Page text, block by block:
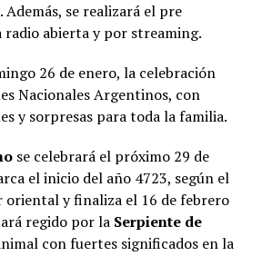
se realizará el pre
radio abierta y por streaming.
26 de enero, la celebración
Nacionales Argentinos, con
y sorpresas para toda la familia.
se celebrará el próximo 29 de
el inicio del año 4723, según el
oriental y finaliza el 16 de febrero
regido por la Serpiente de
con fuertes significados en la